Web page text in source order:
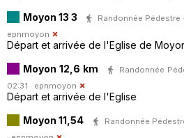
Moyon 13 3
Randonnée Pédestre
epnmoyon
Départ et arrivée de l'Eglise de
Moyon 12,6 km
Randonnée
02:31 · epnmoyon
Départ et arrivée de l'Eglise
Moyon 11,54
Randonnée